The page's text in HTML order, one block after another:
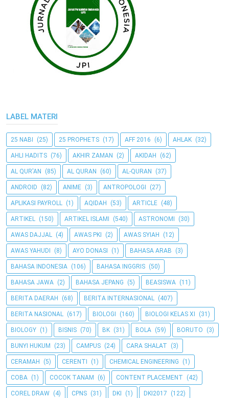
LABEL MATERI
25 NABI (25) 25 PROPHETS (17) AFF 2016 (6) AHLAK (32)
AHLI HADITS (76) AKHIR ZAMAN (2) AKIDAH (62)
AL QUR'AN (85) AL QURAN (60) AL-QURAN (37)
ANDROID (82) ANIME (3) ANTROPOLOGI (27)
APLIKASI PAYROLL (1) AQIDAH (53) ARTICLE (48)
ARTIKEL (150) ARTIKEL ISLAMI (540) ASTRONOMI (30)
AWAS DAJJAL (4) AWAS PKI (2) AWAS SYIAH (12)
AWAS YAHUDI (8) AYO DONASI (1) BAHASA ARAB (3)
BAHASA INDONESIA (106) BAHASA INGGRIS (50)
BAHASA JAWA (2) BAHASA JEPANG (5) BEASISWA (11)
BERITA DAERAH (68) BERITA INTERNASIONAL (407)
BERITA NASIONAL (617) BIOLOGI (160) BIOLOGI KELAS XI (31)
BIOLOGY (1) BISNIS (70) BK (31) BOLA (59) BORUTO (3)
BUNYI HUKUM (23) CAMPUS (24) CARA SHALAT (3)
CERAMAH (5) CERENTI (1) CHEMICAL ENGINEERING (1)
COBA (1) COCOK TANAM (6) CONTENT PLACEMENT (42)
COREL DRAW (4) CPNS (31) DKI (1) DKI2017 (122)